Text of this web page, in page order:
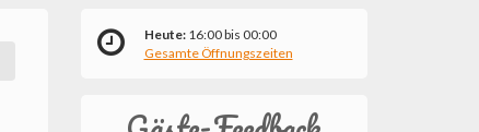
Heute:16:00 bis 00:00
Gesamte Öffnungszeiten